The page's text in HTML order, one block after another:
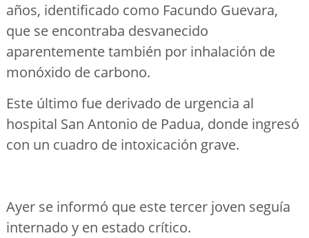
años, identificado como Facundo Guevara,
que se encontraba desvanecido
aparentemente también por inhalación de
monóxido de carbono.
Este último fue derivado de urgencia al
hospital San Antonio de Padua, donde ingresó
con un cuadro de intoxicación grave.
Ayer se informó que este tercer joven seguía
internado y en estado crítico.